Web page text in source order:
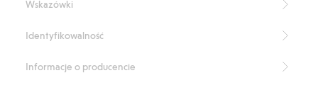
Wskazówki
Identyfikowalność
Informacje o producencie